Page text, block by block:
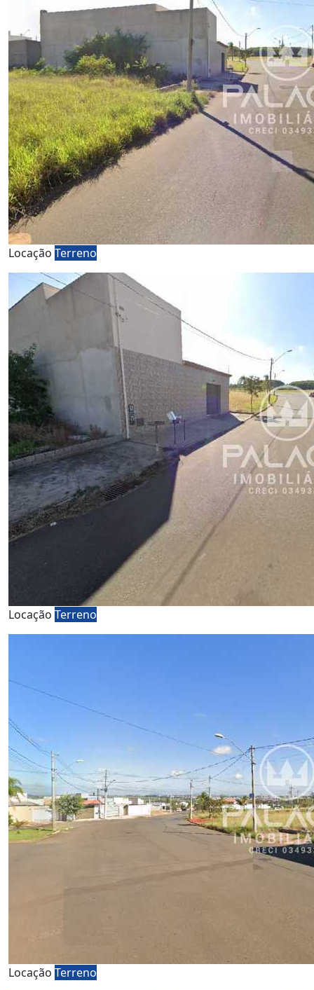
Locação Terreno
Locação Terreno
Locação Terreno